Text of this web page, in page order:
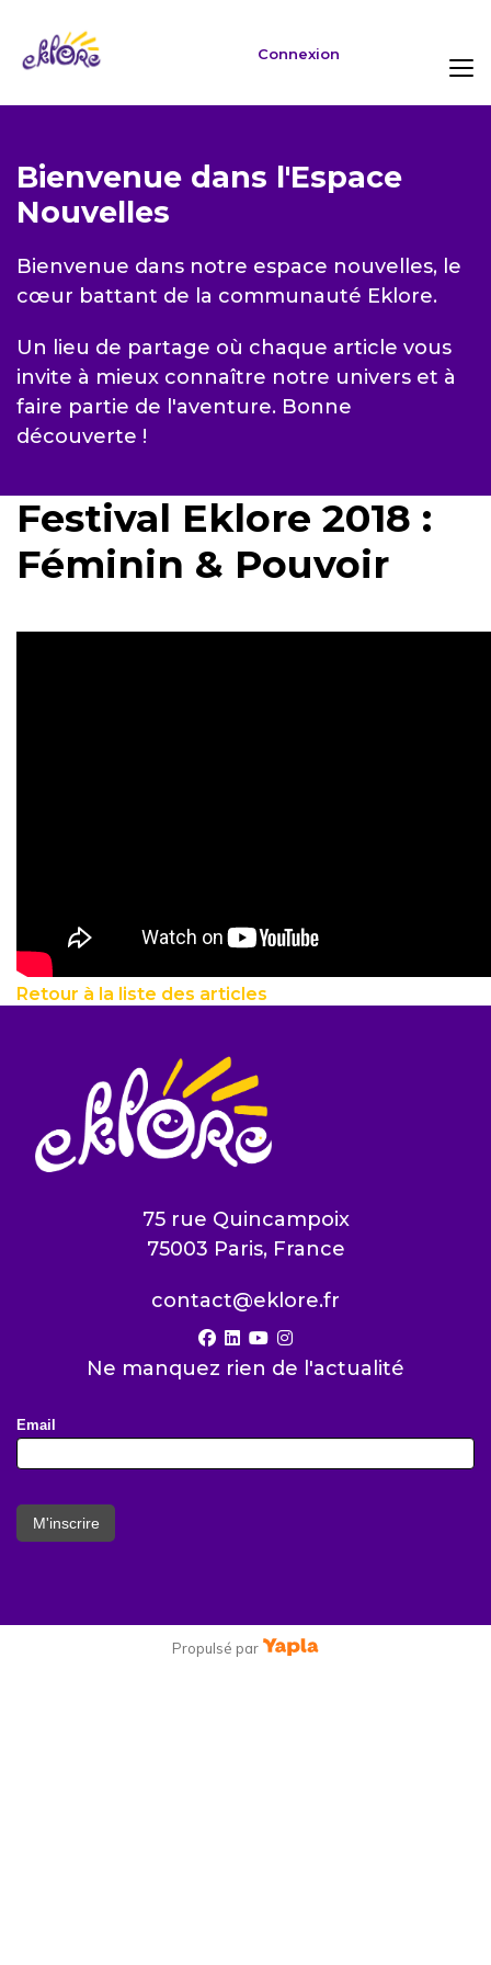
Connexion
Bienvenue dans l'Espace
Nouvelles
Bienvenue dans notre espace nouvelles, le
cœur battant de la communauté Eklore.
Un lieu de partage où chaque article vous
invite à mieux connaître notre univers et à
faire partie de l'aventure. Bonne
découverte !
Festival Eklore 2018 :
Féminin & Pouvoir
Retour à la liste des articles
75 rue Quincampoix
75003 Paris, France
contact@eklore.fr
facebook
linkedinyoutubeinstagram
Ne manquez rien de l'actualité
Email
M'inscrire
Propulsé par